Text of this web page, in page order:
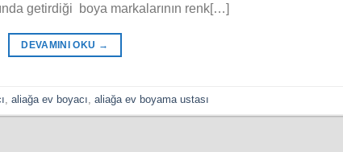
getirdiği boya markalarının renk[…]
DEVAMINI OKU →
,aliağa ev boyacı,aliağa ev boyama ustası